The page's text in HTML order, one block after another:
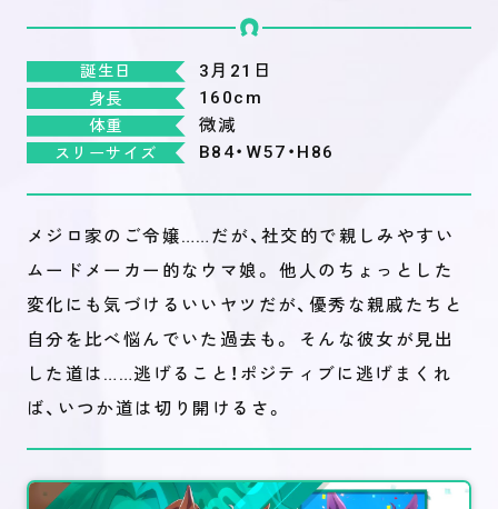
誕生日 3月21日
身長 160cm
体重 微減
スリーサイズ B84・W57・H86
メジロ家のご令嬢……だが、社交的で親しみやすい
ムードメーカー的なウマ娘。 他人のちょっとした
変化にも気づけるいいヤツだが、優秀な親戚たちと
自分を比べ悩んでいた過去も。 そんな彼女が見出
した道は……逃げること！ポジティブに逃げまくれ
ば、いつか道は切り開けるさ。